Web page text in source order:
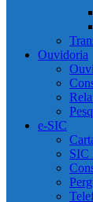
Ouvidoria
e-SIC
SIC